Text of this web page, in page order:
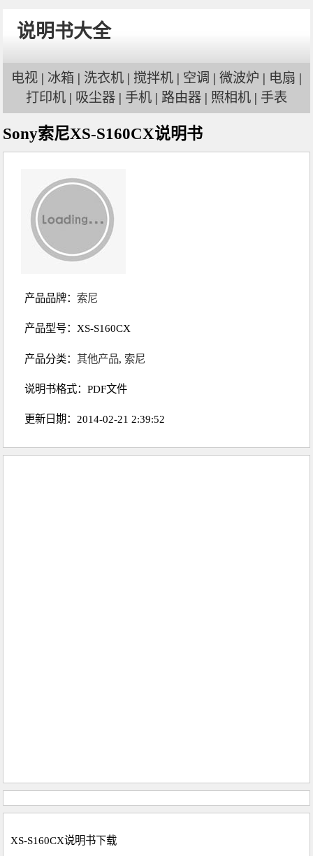
说明书大全
电视 | 冰箱 | 洗衣机 | 搅拌机 | 空调 | 微波炉 | 电扇 |
打印机 | 吸尘器 | 手机 | 路由器 | 照相机 | 手表
Sony索尼XS-S160CX说明书
产品品牌： 索尼
产品型号：XS-S160CX
产品分类：其他产品, 索尼
说明书格式：PDF文件
更新日期：2014-02-21 2:39:52
XS-S160CX说明书下载